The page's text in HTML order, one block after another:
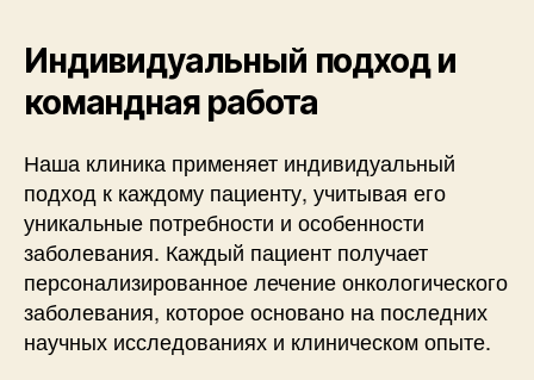
Индивидуальный подход и
командная работа
Наша клиника применяет индивидуальный
подход к каждому пациенту, учитывая его
уникальные потребности и особенности
заболевания. Каждый пациент получает
персонализированное лечение онкологического
заболевания, которое основано на последних
научных исследованиях и клиническом опыте.